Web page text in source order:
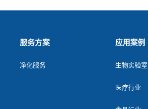
服务方案
净化服务
应用案例
生物实验室
医疗行业